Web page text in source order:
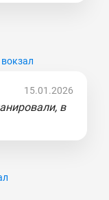
15.01.2026
в